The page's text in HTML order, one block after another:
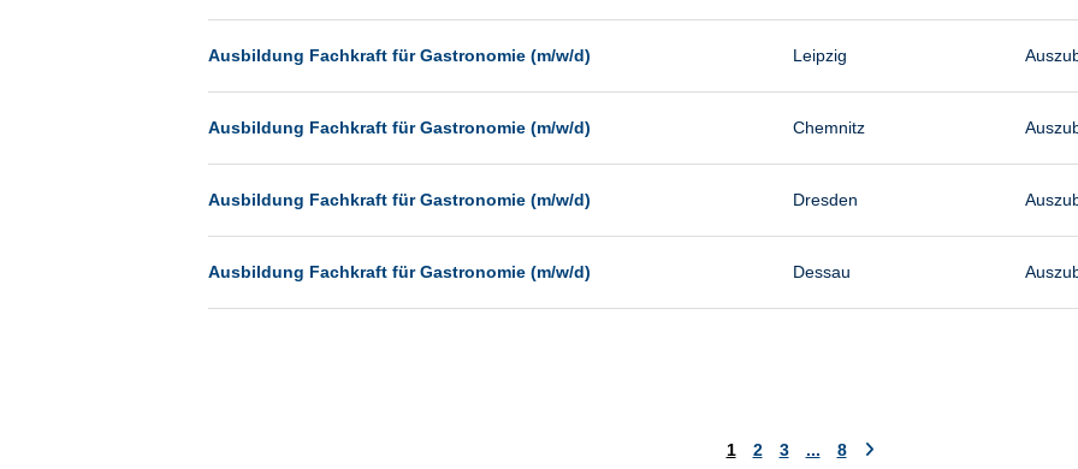
Neumünster
Ausbildung Fachkraft für Gastronomie (m/w/d) Leipzig
Ausbildung Fachkraft für Gastronomie (m/w/d) Chemnitz
Ausbildung Fachkraft für Gastronomie (m/w/d) Dresden
Ausbildung Fachkraft für Gastronomie (m/w/d) Dessau
1 2 3 ... 8